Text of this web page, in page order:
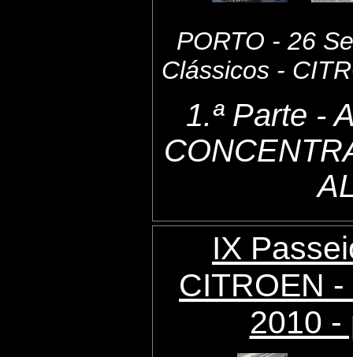
PORTO - 26
Clássicos -
1.ª Parte -
IX
CITROEN
2010 -